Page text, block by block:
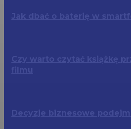
Jak dbać o baterię w
Czy warto czytać książkę
filmu
Decyzje biznesowe